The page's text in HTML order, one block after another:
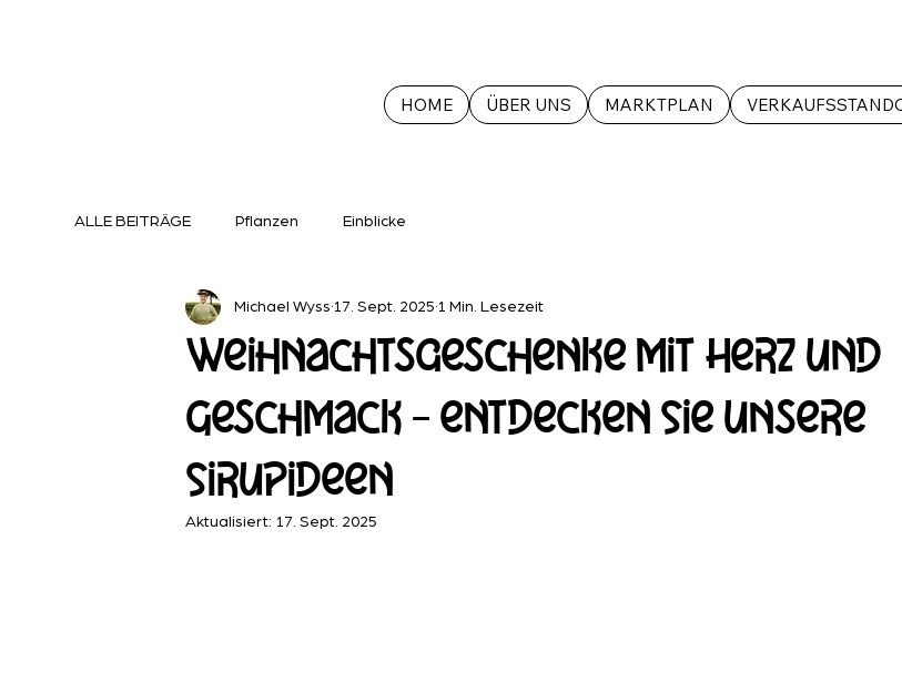
HOME ÜBER UNS MARKTPLAN
ALLE BEITRÄGE Pflanzen Einblicke
Weihnachtsgeschenke mit Herz und
Geschmack – entdecken Sie unsere
Sirupideen
Michael Wyss 17. Sept. 2025 1 Min. Lesezeit
Aktualisiert: 17. Sept. 2025